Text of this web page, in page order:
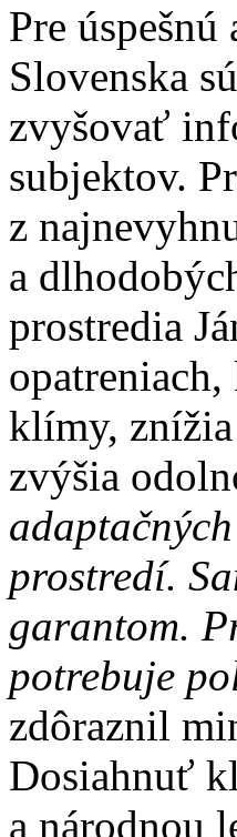
Pre
Slovenska
zvyšovať
subjektov.
z
a
prostredia
klímy,
zvýšia
prostredí.
garantom.
potrebuje
zdôraznil
Dosiahnuť
a národnou